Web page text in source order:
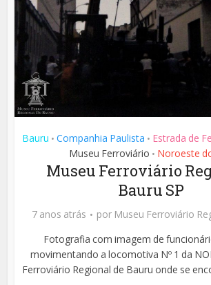
Bauru • Companhia Paulista • Estrada de
Museu Ferroviário • Noroeste
Museu Ferroviário
Bauru SP
7 anos atrás por Museu Ferroviário
Fotografia com imagem de
movimentando a locomotiva Nº 1 da
Ferroviário Regional de Bauru onde se